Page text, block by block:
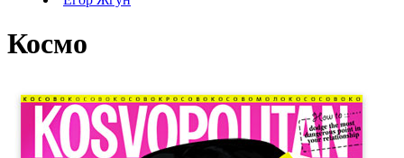
Космо